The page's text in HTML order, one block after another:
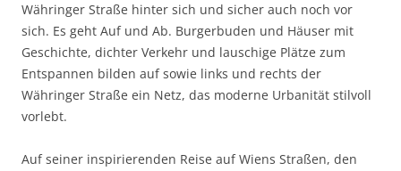
Währinger Straße hinter sich und sicher auch noch vor
sich. Es geht Auf und Ab. Burgerbuden und Häuser mit
Geschichte, dichter Verkehr und lauschige Plätze zum
Entspannen bilden auf sowie links und rechts der
Währinger Straße ein Netz, das moderne Urbanität stilvoll
vorlebt.
Auf seiner inspirierenden Reise auf Wiens Straßen, den